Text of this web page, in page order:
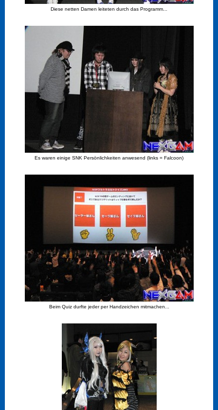
Diese netten Damen leiteten durch das Programm...
Es waren einige SNK Persönlichkeiten anwesend (links = Falcoon)
Beim Quiz durfte jeder per Handzeichen mitmachen...